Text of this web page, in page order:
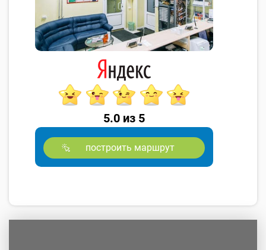
5.0 из 5
построить маршрут